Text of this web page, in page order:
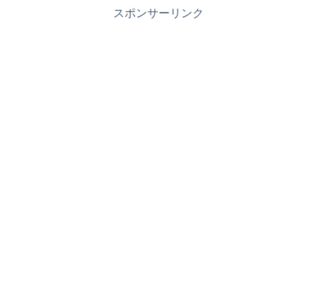
スポンサーリンク